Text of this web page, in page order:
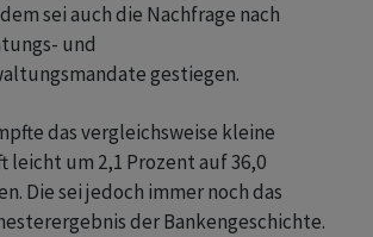
sei auch die Nachfrage nach
und
gestiegen.
das vergleichsweise kleine
leicht um 2,1 Prozent auf 36,0
Die sei jedoch immer noch das
der Bankengeschichte.